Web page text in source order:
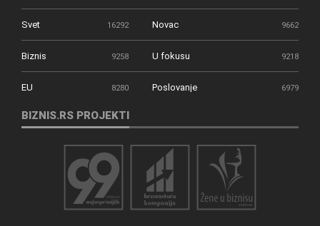
Svet 16292 Novac 9662
Biznis 9258 U fokusu 9218
EU 8280 Poslovanje 6979
BIZNIS.RS PROJEKTI